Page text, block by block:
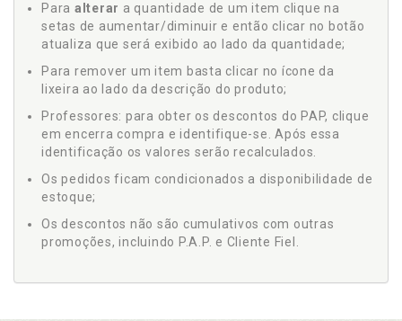
Para alterar a quantidade de um item clique na
setas de aumentar/diminuir e então clicar no botão
atualiza que será exibido ao lado da quantidade;
Para remover um item basta clicar no ícone da
lixeira ao lado da descrição do produto;
Professores: para obter os descontos do PAP, clique
em encerra compra e identifique-se. Após essa
identificação os valores serão recalculados.
Os pedidos ficam condicionados a disponibilidade de
estoque;
Os descontos não são cumulativos com outras
promoções, incluindo P.A.P. e Cliente Fiel.